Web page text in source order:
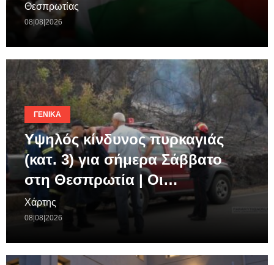
Θεσπρωτίας
08|08|2026
ΓΕΝΙΚΆ
Υψηλός κίνδυνος πυρκαγιάς
(κατ. 3) για σήμερα Σάββατο
στη Θεσπρωτία | Οι…
Χάρτης
08|08|2026